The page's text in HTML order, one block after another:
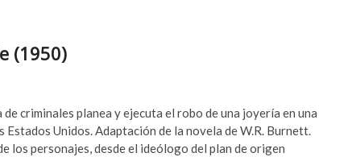
(1950)
de criminales planea y ejecuta el robo de una joyería en una
Estados Unidos. Adaptación de la novela de W.R. Burnett.
los personajes, desde el ideólogo del plan de origen